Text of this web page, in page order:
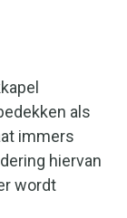
als
immers
hiervan
wordt